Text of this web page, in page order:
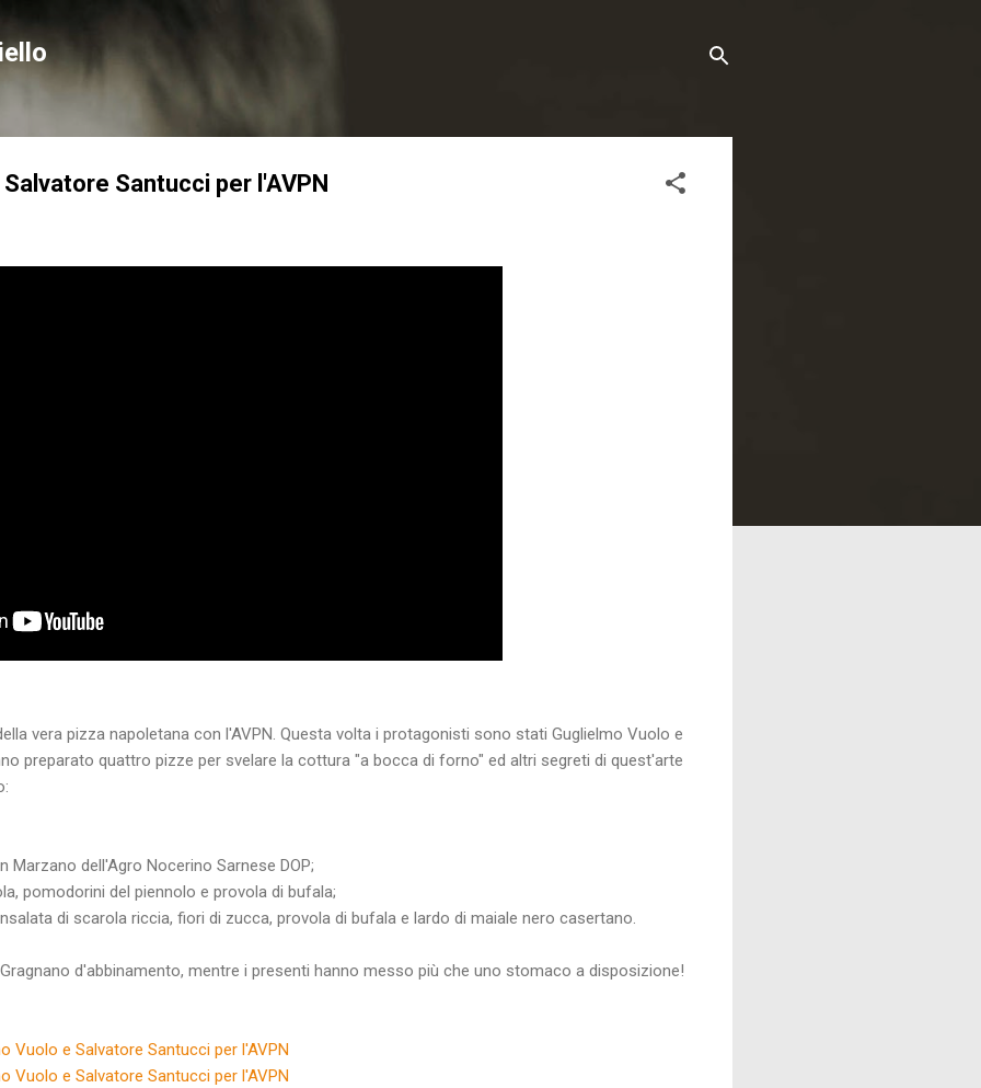
Santucci per l'AVPN
vera pizza napoletana con l'AVPN. Questa volta i protagonisti sono stati Guglielmo Vuolo e
preparato quattro pizze per svelare la cottura "a bocca di forno" ed altri segreti di quest'arte
Marzano dell'Agro Nocerino Sarnese DOP;
pomodorini del piennolo e provola di bufala;
di scarola riccia, fiori di zucca, provola di bufala e lardo di maiale nero casertano.
d'abbinamento, mentre i presenti hanno messo più che uno stomaco a disposizione!